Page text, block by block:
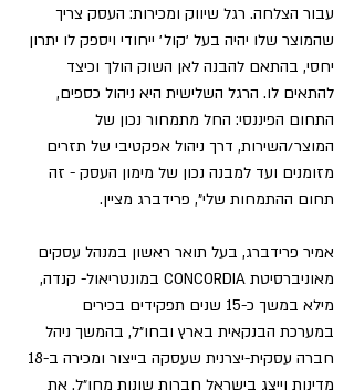
עבור הצלחה. רגל שיווק ומכירות: העסק צריך
שהמוצר שלו יהיה בעל ׳קול׳ ייחודי ויספק לו יתרון
יחסי, בהתאם להבנה לאן השוק הולך וכיצד
להתאים לו. הרגל השלישית היא ניהול כספים,
התחום הפיננסי: החל מתמחור נכון של
המוצר/השירות, דרך ניהול אפקטיבי של תזרים
מזומנים ועד למבנה נכון של מימון העסק - זה
תחום ההתמחות שלי״, פרידברג מציין.
אמיר פרידברג, בעל תואר ראשון במנהל עסקים
מאוניברסיטת CONCORDIA במונטריאול- קנדה,
מילא במשך כ-15 שנים תפקידים בכירים
במערכת הבנקאית בארץ ובחו״ל, בהמשך ניהל
מדינות וייצג בישראל חברות שונות מחו״ל. את